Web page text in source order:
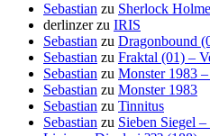
Sebastian zu Sherlock
derlinzerzu IRIS
Sebastian zu Dragonbound
Sebastian zu Fraktal (01) –
Sebastian zu Monster 1983
Sebastian zu Monster 1983
Sebastian zu Tinnitus
Sebastian zu Sieben Siegel –